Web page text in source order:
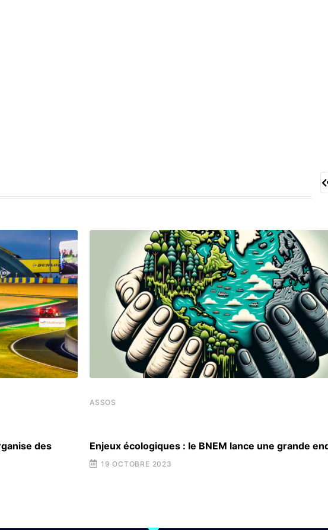
des
ASSOS
Enjeux écologiques : le BNEM lance une grande
19 OCTOBRE 2023